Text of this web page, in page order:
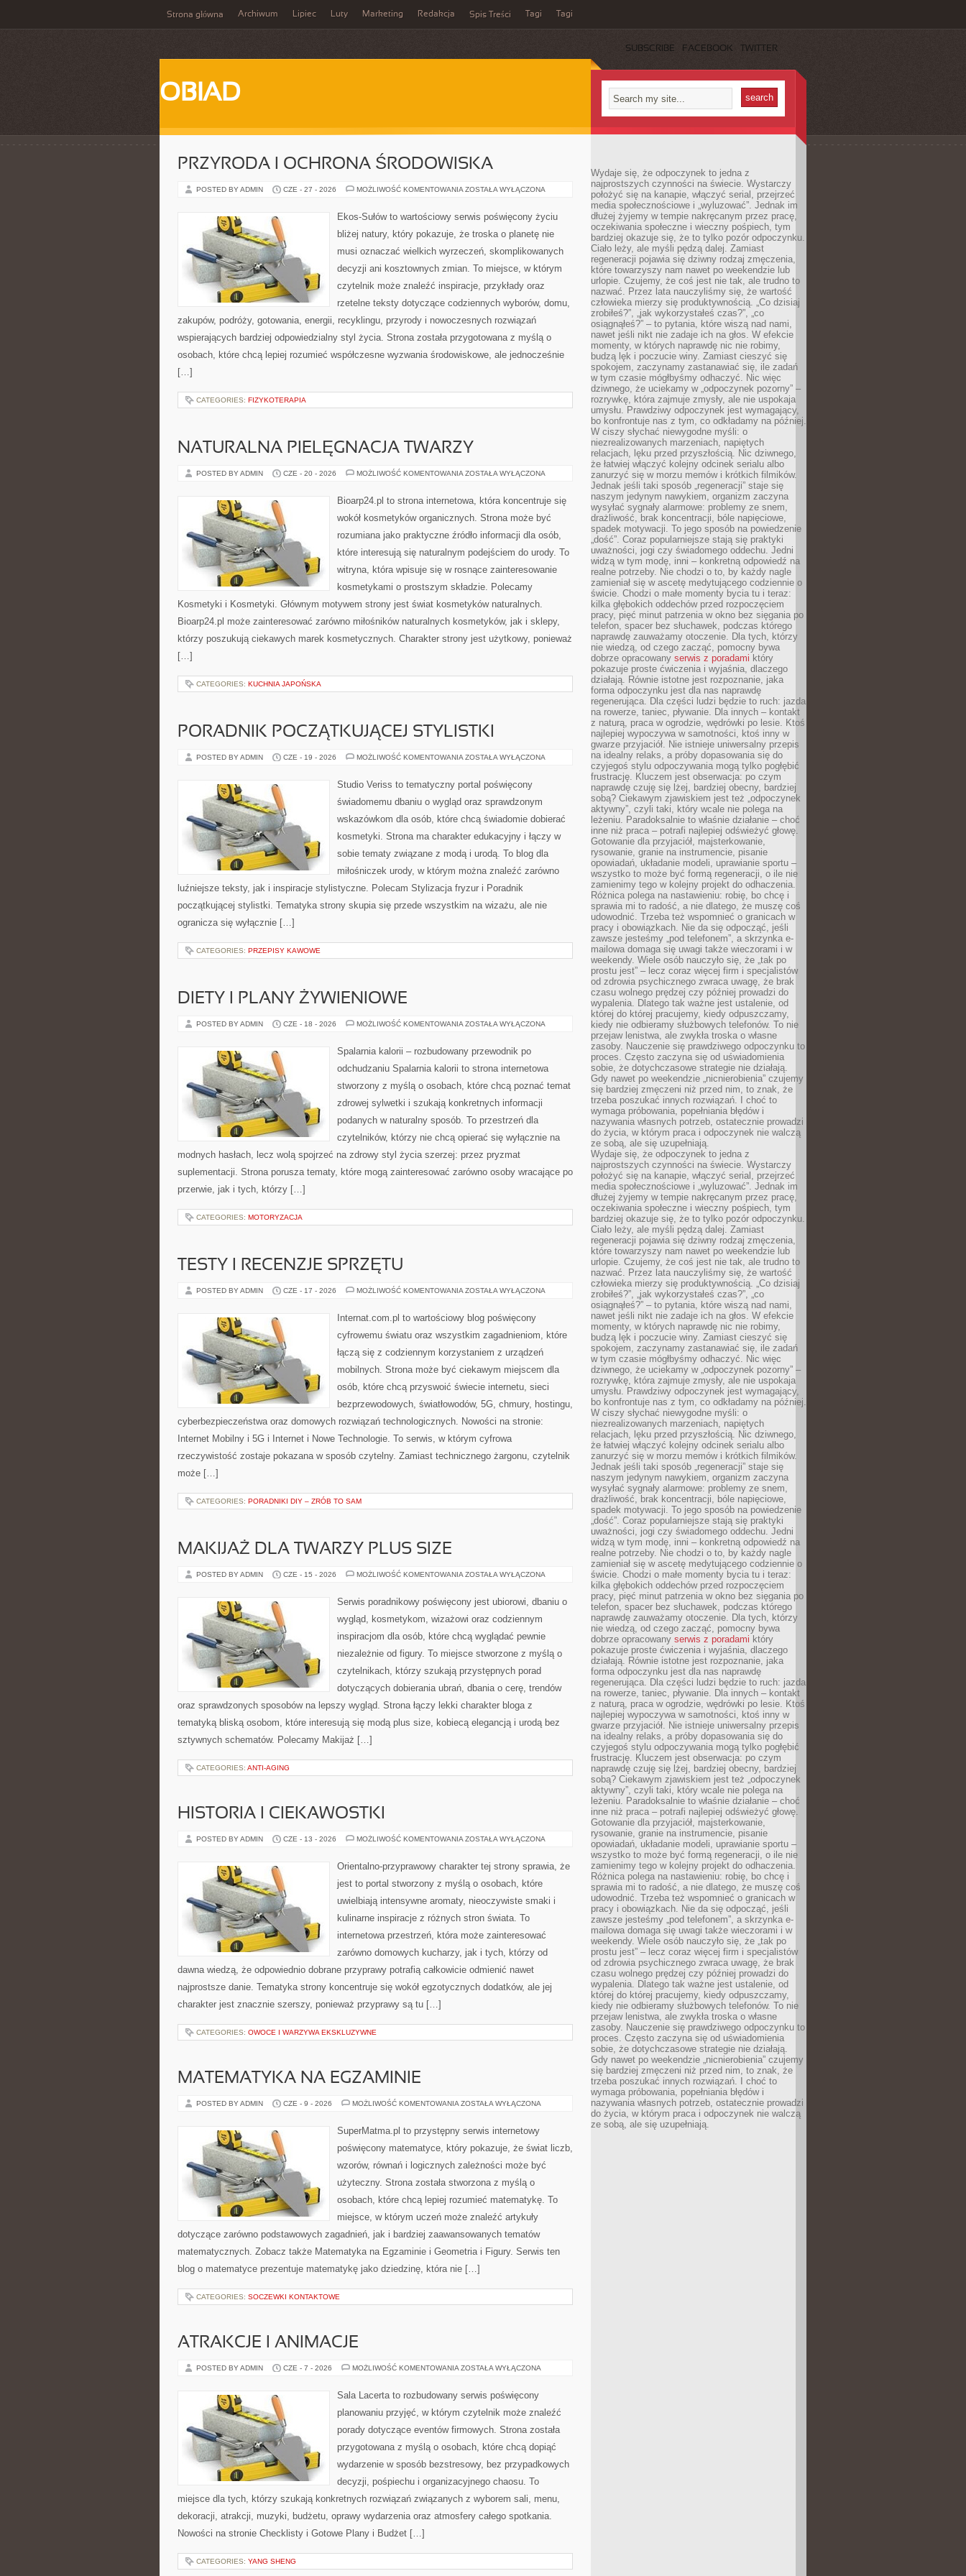
Strona główna Archiwum Lipiec Luty Marketing Redakcja Spis Treści Tagi Tagi
SUBSCRIBE FACEBOOK TWITTER
OBIAD
PRZYRODA I OCHRONA ŚRODOWISKA
POSTED BY ADMIN CZE - 27 - 2026 MOŻLIWOŚĆ KOMENTOWANIA PRZYRODA
ŚRODOWISKA
ZOSTAŁA WYŁĄCZONA
Ekos-Sułów to wartościowy serwis poświęcony życiu
bliżej natury, który pokazuje, że troska o planetę nie
musi oznaczać wielkich wyrzeczeń, skomplikowanych
decyzji ani kosztownych zmian. To miejsce, w którym
czytelnik może znaleźć inspiracje, przykłady oraz
rzetelne teksty dotyczące codziennych wyborów, domu,
zakupów, podróży, gotowania, energii, recyklingu, przyrody i nowoczesnych rozwiązań
wspierających bardziej odpowiedzialny styl życia. Strona została przygotowana z myślą o
osobach, które chcą lepiej rozumieć współczesne wyzwania środowiskowe, ale jednocześnie
[…]
CATEGORIES: FIZYKOTERAPIA
NATURALNA PIELĘGNACJA TWARZY
POSTED BY ADMIN CZE - 20 - 2026 MOŻLIWOŚĆ KOMENTOWANIA NATURALNA
ZOSTAŁA WYŁĄCZONA
Bioarp24.pl to strona internetowa, która koncentruje się
wokół kosmetyków organicznych. Strona może być
rozumiana jako praktyczne źródło informacji dla osób,
które interesują się naturalnym podejściem do urody. To
witryna, która wpisuje się w rosnące zainteresowanie
kosmetykami o prostszym składzie. Polecamy
Kosmetyki i Kosmetyki. Głównym motywem strony jest świat kosmetyków naturalnych.
Bioarp24.pl może zainteresować zarówno miłośników naturalnych kosmetyków, jak i sklepy,
którzy poszukują ciekawych marek kosmetycznych. Charakter strony jest użytkowy, ponieważ
[…]
CATEGORIES: KUCHNIA JAPOŃSKA
PORADNIK POCZĄTKUJĄCEJ STYLISTKI
POSTED BY ADMIN CZE - 19 - 2026 MOŻLIWOŚĆ KOMENTOWANIA PORADNIK
ZOSTAŁA WYŁĄCZONA
Studio Veriss to tematyczny portal poświęcony
świadomemu dbaniu o wygląd oraz sprawdzonym
wskazówkom dla osób, które chcą świadomie dobierać
kosmetyki. Strona ma charakter edukacyjny i łączy w
sobie tematy związane z modą i urodą. To blog dla
miłośniczek urody, w którym można znaleźć zarówno
luźniejsze teksty, jak i inspiracje stylistyczne. Polecam Stylizacja fryzur i Poradnik
początkującej stylistki. Tematyka strony skupia się przede wszystkim na wizażu, ale nie
ogranicza się wyłącznie […]
CATEGORIES: PRZEPISY KAWOWE
DIETY I PLANY ŻYWIENIOWE
POSTED BY ADMIN CZE - 18 - 2026 MOŻLIWOŚĆ KOMENTOWANIA DIETY
ŻYWIENIOWE
ZOSTAŁA WYŁĄCZONA
Spalarnia kalorii – rozbudowany przewodnik po
odchudzaniu Spalarnia kalorii to strona internetowa
stworzony z myślą o osobach, które chcą poznać temat
zdrowej sylwetki i szukają konkretnych informacji
podanych w naturalny sposób. To przestrzeń dla
czytelników, którzy nie chcą opierać się wyłącznie na
modnych hasłach, lecz wolą spojrzeć na zdrowy styl życia szerzej: przez pryzmat
suplementacji. Strona porusza tematy, które mogą zainteresować zarówno osoby wracające po
przerwie, jak i tych, którzy […]
CATEGORIES: MOTORYZACJA
TESTY I RECENZJE SPRZĘTU
POSTED BY ADMIN CZE - 17 - 2026 MOŻLIWOŚĆ KOMENTOWANIA TESTY
SPRZĘTU
ZOSTAŁA WYŁĄCZONA
Internat.com.pl to wartościowy blog poświęcony
cyfrowemu światu oraz wszystkim zagadnieniom, które
łączą się z codziennym korzystaniem z urządzeń
mobilnych. Strona może być ciekawym miejscem dla
osób, które chcą przyswoić świecie internetu, sieci
bezprzewodowych, światłowodów, 5G, chmury, hostingu,
cyberbezpieczeństwa oraz domowych rozwiązań technologicznych. Nowości na stronie:
Internet Mobilny i 5G i Internet i Nowe Technologie. To serwis, w którym cyfrowa
rzeczywistość zostaje pokazana w sposób czytelny. Zamiast technicznego żargonu, czytelnik
może […]
CATEGORIES: PORADNIKI DIY – ZRÓB TO SAM
MAKIJAŻ DLA TWARZY PLUS SIZE
POSTED BY ADMIN CZE - 15 - 2026 MOŻLIWOŚĆ KOMENTOWANIA MAKIJAŻ
PLUS
SIZE
ZOSTAŁA WYŁĄCZONA
Serwis poradnikowy poświęcony jest ubiorowi, dbaniu o
wygląd, kosmetykom, wizażowi oraz codziennym
inspiracjom dla osób, które chcą wyglądać pewnie
niezależnie od figury. To miejsce stworzone z myślą o
czytelnikach, którzy szukają przystępnych porad
dotyczących dobierania ubrań, dbania o cerę, trendów
oraz sprawdzonych sposobów na lepszy wygląd. Strona łączy lekki charakter bloga z
tematyką bliską osobom, które interesują się modą plus size, kobiecą elegancją i urodą bez
sztywnych schematów. Polecamy Makijaż […]
CATEGORIES: ANTI-AGING
HISTORIA I CIEKAWOSTKI
POSTED BY ADMIN CZE - 13 - 2026 MOŻLIWOŚĆ KOMENTOWANIA HISTORIA
ZOSTAŁA WYŁĄCZONA
Orientalno-przyprawowy charakter tej strony sprawia, że
jest to portal stworzony z myślą o osobach, które
uwielbiają intensywne aromaty, nieoczywiste smaki i
kulinarne inspiracje z różnych stron świata. To
internetowa przestrzeń, która może zainteresować
zarówno domowych kucharzy, jak i tych, którzy od
dawna wiedzą, że odpowiednio dobrane przyprawy potrafią całkowicie odmienić nawet
najprostsze danie. Tematyka strony koncentruje się wokół egzotycznych dodatków, ale jej
charakter jest znacznie szerszy, ponieważ przyprawy są tu […]
CATEGORIES: OWOCE I WARZYWA EKSKLUZYWNE
MATEMATYKA NA EGZAMINIE
POSTED BY ADMIN CZE - 9 - 2026 MOŻLIWOŚĆ KOMENTOWANIA MATEMATYKA
ZOSTAŁA WYŁĄCZONA
SuperMatma.pl to przystępny serwis internetowy
poświęcony matematyce, który pokazuje, że świat liczb,
wzorów, równań i logicznych zależności może być
użyteczny. Strona została stworzona z myślą o
osobach, które chcą lepiej rozumieć matematykę. To
miejsce, w którym uczeń może znaleźć artykuły
dotyczące zarówno podstawowych zagadnień, jak i bardziej zaawansowanych tematów
matematycznych. Zobacz także Matematyka na Egzaminie i Geometria i Figury. Serwis ten
blog o matematyce prezentuje matematykę jako dziedzinę, która nie […]
CATEGORIES: SOCZEWKI KONTAKTOWE
ATRAKCJE I ANIMACJE
POSTED BY ADMIN CZE - 7 - 2026 MOŻLIWOŚĆ KOMENTOWANIA ATRAKCJE
ZOSTAŁA WYŁĄCZONA
Sala Lacerta to rozbudowany serwis poświęcony
planowaniu przyjęć, w którym czytelnik może znaleźć
porady dotyczące eventów firmowych. Strona została
przygotowana z myślą o osobach, które chcą dopiąć
wydarzenie w sposób bezstresowy, bez przypadkowych
decyzji, pośpiechu i organizacyjnego chaosu. To
miejsce dla tych, którzy szukają konkretnych rozwiązań związanych z wyborem sali, menu,
dekoracji, atrakcji, muzyki, budżetu, oprawy wydarzenia oraz atmosfery całego spotkania.
Nowości na stronie Checklisty i Gotowe Plany i Budżet […]
CATEGORIES: YANG SHENG
Wydaje się, że odpoczynek to jedna z
najprostszych czynności na świecie. Wystarczy
położyć się na kanapie, włączyć serial, przejrzeć
media społecznościowe i „wyluzować”. Jednak im
dłużej żyjemy w tempie nakręcanym przez pracę,
oczekiwania społeczne i wieczny pośpiech, tym
bardziej okazuje się, że to tylko pozór odpoczynku.
Ciało leży, ale myśli pędzą dalej. Zamiast
regeneracji pojawia się dziwny rodzaj zmęczenia,
które towarzyszy nam nawet po weekendzie lub
urlopie. Czujemy, że coś jest nie tak, ale trudno to
nazwać. Przez lata nauczyliśmy się, że wartość
człowieka mierzy się produktywnością. „Co dzisiaj
zrobiłeś?”, „jak wykorzystałeś czas?”, „co
osiągnąłeś?” – to pytania, które wiszą nad nami,
nawet jeśli nikt nie zadaje ich na głos. W efekcie
momenty, w których naprawdę nic nie robimy,
budzą lęk i poczucie winy. Zamiast cieszyć się
spokojem, zaczynamy zastanawiać się, ile zadań
w tym czasie mógłbyśmy odhaczyć. Nic więc
dziwnego, że uciekamy w „odpoczynek pozorny” –
rozrywkę, która zajmuje zmysły, ale nie uspokaja
umysłu. Prawdziwy odpoczynek jest wymagający,
bo konfrontuje nas z tym, co odkładamy na później.
W ciszy słychać niewygodne myśli: o
niezrealizowanych marzeniach, napiętych
relacjach, lęku przed przyszłością. Nic dziwnego,
że łatwiej włączyć kolejny odcinek serialu albo
zanurzyć się w morzu memów i krótkich filmików.
Jednak jeśli taki sposób „regeneracji” staje się
naszym jedynym nawykiem, organizm zaczyna
wysyłać sygnały alarmowe: problemy ze snem,
drażliwość, brak koncentracji, bóle napięciowe,
spadek motywacji. To jego sposób na powiedzenie
„dość”. Coraz popularniejsze stają się praktyki
uważności, jogi czy świadomego oddechu. Jedni
widzą w tym modę, inni – konkretną odpowiedź na
realne potrzeby. Nie chodzi o to, by każdy nagle
zamieniał się w ascetę medytującego codziennie o
świcie. Chodzi o małe momenty bycia tu i teraz:
kilka głębokich oddechów przed rozpoczęciem
pracy, pięć minut patrzenia w okno bez sięgania po
telefon, spacer bez słuchawek, podczas którego
naprawdę zauważamy otoczenie. Dla tych, którzy
nie wiedzą, od czego zacząć, pomocny bywa
dobrze opracowany serwis z poradami który
pokazuje proste ćwiczenia i wyjaśnia, dlaczego
działają. Równie istotne jest rozpoznanie, jaka
forma odpoczynku jest dla nas naprawdę
regenerująca. Dla części ludzi będzie to ruch: jazda
na rowerze, taniec, pływanie. Dla innych – kontakt
z naturą, praca w ogrodzie, wędrówki po lesie. Ktoś
najlepiej wypoczywa w samotności, ktoś inny w
gwarze przyjaciół. Nie istnieje uniwersalny przepis
na idealny relaks, a próby dopasowania się do
czyjegoś stylu odpoczywania mogą tylko pogłębić
frustrację. Kluczem jest obserwacja: po czym
naprawdę czuję się lżej, bardziej obecny, bardziej
sobą? Ciekawym zjawiskiem jest też „odpoczynek
aktywny”, czyli taki, który wcale nie polega na
leżeniu. Paradoksalnie to właśnie działanie – choć
inne niż praca – potrafi najlepiej odświeżyć głowę.
Gotowanie dla przyjaciół, majsterkowanie,
rysowanie, granie na instrumencie, pisanie
opowiadań, układanie modeli, uprawianie sportu –
wszystko to może być formą regeneracji, o ile nie
zamienimy tego w kolejny projekt do odhaczenia.
Różnica polega na nastawieniu: robię, bo chcę i
sprawia mi to radość, a nie dlatego, że muszę coś
udowodnić. Trzeba też wspomnieć o granicach w
pracy i obowiązkach. Nie da się odpocząć, jeśli
zawsze jesteśmy „pod telefonem”, a skrzynka e-
mailowa domaga się uwagi także wieczorami i w
weekendy. Wiele osób nauczyło się, że „tak po
prostu jest” – lecz coraz więcej firm i specjalistów
od zdrowia psychicznego zwraca uwagę, że brak
czasu wolnego prędzej czy później prowadzi do
wypalenia. Dlatego tak ważne jest ustalenie, od
której do której pracujemy, kiedy odpuszczamy,
kiedy nie odbieramy służbowych telefonów. To nie
przejaw lenistwa, ale zwykła troska o własne
zasoby. Nauczenie się prawdziwego odpoczynku to
proces. Często zaczyna się od uświadomienia
sobie, że dotychczasowe strategie nie działają.
Gdy nawet po weekendzie „nicnierobienia” czujemy
się bardziej zmęczeni niż przed nim, to znak, że
trzeba poszukać innych rozwiązań. I choć to
wymaga próbowania, popełniania błędów i
nazywania własnych potrzeb, ostatecznie prowadzi
do życia, w którym praca i odpoczynek nie walczą
ze sobą, ale się uzupełniają.
Wydaje się, że odpoczynek to jedna z
najprostszych czynności na świecie. Wystarczy
położyć się na kanapie, włączyć serial, przejrzeć
media społecznościowe i „wyluzować”. Jednak im
dłużej żyjemy w tempie nakręcanym przez pracę,
oczekiwania społeczne i wieczny pośpiech, tym
bardziej okazuje się, że to tylko pozór odpoczynku.
Ciało leży, ale myśli pędzą dalej. Zamiast
regeneracji pojawia się dziwny rodzaj zmęczenia,
które towarzyszy nam nawet po weekendzie lub
urlopie. Czujemy, że coś jest nie tak, ale trudno to
nazwać. Przez lata nauczyliśmy się, że wartość
człowieka mierzy się produktywnością. „Co dzisiaj
zrobiłeś?”, „jak wykorzystałeś czas?”, „co
osiągnąłeś?” – to pytania, które wiszą nad nami,
nawet jeśli nikt nie zadaje ich na głos. W efekcie
momenty, w których naprawdę nic nie robimy,
budzą lęk i poczucie winy. Zamiast cieszyć się
spokojem, zaczynamy zastanawiać się, ile zadań
w tym czasie mógłbyśmy odhaczyć. Nic więc
dziwnego, że uciekamy w „odpoczynek pozorny” –
rozrywkę, która zajmuje zmysły, ale nie uspokaja
umysłu. Prawdziwy odpoczynek jest wymagający,
bo konfrontuje nas z tym, co odkładamy na później.
W ciszy słychać niewygodne myśli: o
niezrealizowanych marzeniach, napiętych
relacjach, lęku przed przyszłością. Nic dziwnego,
że łatwiej włączyć kolejny odcinek serialu albo
zanurzyć się w morzu memów i krótkich filmików.
Jednak jeśli taki sposób „regeneracji” staje się
naszym jedynym nawykiem, organizm zaczyna
wysyłać sygnały alarmowe: problemy ze snem,
drażliwość, brak koncentracji, bóle napięciowe,
spadek motywacji. To jego sposób na powiedzenie
„dość”. Coraz popularniejsze stają się praktyki
uważności, jogi czy świadomego oddechu. Jedni
widzą w tym modę, inni – konkretną odpowiedź na
realne potrzeby. Nie chodzi o to, by każdy nagle
zamieniał się w ascetę medytującego codziennie o
świcie. Chodzi o małe momenty bycia tu i teraz:
kilka głębokich oddechów przed rozpoczęciem
pracy, pięć minut patrzenia w okno bez sięgania po
telefon, spacer bez słuchawek, podczas którego
naprawdę zauważamy otoczenie. Dla tych, którzy
nie wiedzą, od czego zacząć, pomocny bywa
dobrze opracowany serwis z poradami który
pokazuje proste ćwiczenia i wyjaśnia, dlaczego
działają. Równie istotne jest rozpoznanie, jaka
forma odpoczynku jest dla nas naprawdę
regenerująca. Dla części ludzi będzie to ruch: jazda
na rowerze, taniec, pływanie. Dla innych – kontakt
z naturą, praca w ogrodzie, wędrówki po lesie. Ktoś
najlepiej wypoczywa w samotności, ktoś inny w
gwarze przyjaciół. Nie istnieje uniwersalny przepis
na idealny relaks, a próby dopasowania się do
czyjegoś stylu odpoczywania mogą tylko pogłębić
frustrację. Kluczem jest obserwacja: po czym
naprawdę czuję się lżej, bardziej obecny, bardziej
sobą? Ciekawym zjawiskiem jest też „odpoczynek
aktywny”, czyli taki, który wcale nie polega na
leżeniu. Paradoksalnie to właśnie działanie – choć
inne niż praca – potrafi najlepiej odświeżyć głowę.
Gotowanie dla przyjaciół, majsterkowanie,
rysowanie, granie na instrumencie, pisanie
opowiadań, układanie modeli, uprawianie sportu –
wszystko to może być formą regeneracji, o ile nie
zamienimy tego w kolejny projekt do odhaczenia.
Różnica polega na nastawieniu: robię, bo chcę i
sprawia mi to radość, a nie dlatego, że muszę coś
udowodnić. Trzeba też wspomnieć o granicach w
pracy i obowiązkach. Nie da się odpocząć, jeśli
zawsze jesteśmy „pod telefonem”, a skrzynka e-
mailowa domaga się uwagi także wieczorami i w
weekendy. Wiele osób nauczyło się, że „tak po
prostu jest” – lecz coraz więcej firm i specjalistów
od zdrowia psychicznego zwraca uwagę, że brak
czasu wolnego prędzej czy później prowadzi do
wypalenia. Dlatego tak ważne jest ustalenie, od
której do której pracujemy, kiedy odpuszczamy,
kiedy nie odbieramy służbowych telefonów. To nie
przejaw lenistwa, ale zwykła troska o własne
zasoby. Nauczenie się prawdziwego odpoczynku to
proces. Często zaczyna się od uświadomienia
sobie, że dotychczasowe strategie nie działają.
Gdy nawet po weekendzie „nicnierobienia” czujemy
się bardziej zmęczeni niż przed nim, to znak, że
trzeba poszukać innych rozwiązań. I choć to
wymaga próbowania, popełniania błędów i
nazywania własnych potrzeb, ostatecznie prowadzi
do życia, w którym praca i odpoczynek nie walczą
ze sobą, ale się uzupełniają.